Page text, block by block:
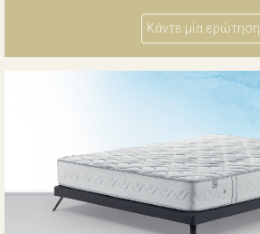
Κάντε μία ερώτηση